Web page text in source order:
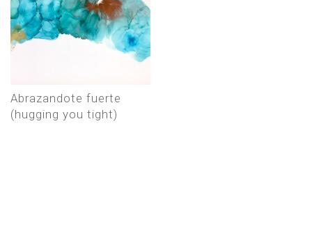
abrazandote fuerte
(hugging you tight)